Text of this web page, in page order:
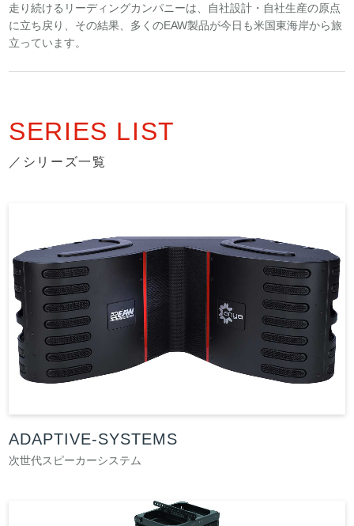
走り続けるリーディングカンパニーは、自社設計・自社生産の原点
に立ち戻り、その結果、多くのEAW製品が今日も米国東海岸から旅
立っています。
SERIES LIST
／シリーズ一覧
ADAPTIVE-SYSTEMS
次世代スピーカーシステム